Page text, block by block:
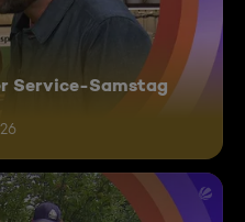
Service-Samstag